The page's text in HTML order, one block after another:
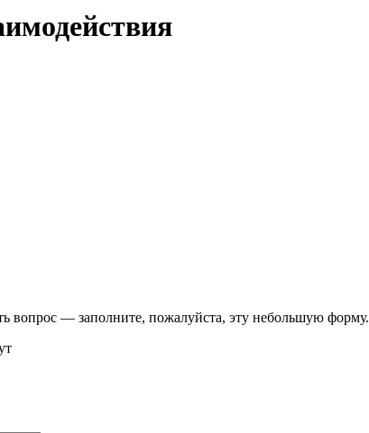
вопрос — заполните, пожалуйста, эту небольшую форму.